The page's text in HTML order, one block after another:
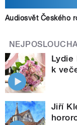
Audiosvět Českého
Lydie
k
Jiří